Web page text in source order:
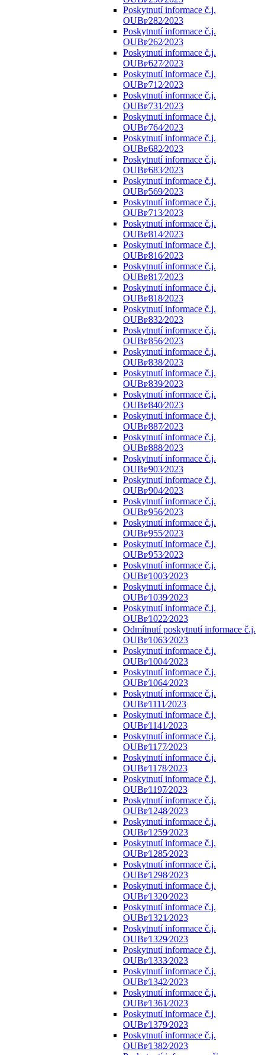
Poskytnutí informace č.j.
OUBr⁄282⁄2023
Poskytnutí informace č.j.
OUBr⁄262⁄2023
Poskytnutí informace č.j.
OUBr⁄627⁄2023
Poskytnutí informace č.j.
OUBr⁄712⁄2023
Poskytnutí informace č.j.
OUBr⁄731⁄2023
Poskytnutí informace č.j.
OUBr⁄764⁄2023
Poskytnutí informace č.j.
OUBr⁄682⁄2023
Poskytnutí informace č.j.
OUBr⁄683⁄2023
Poskytnutí informace č.j.
OUBr⁄569⁄2023
Poskytnutí informace č.j.
OUBr⁄713⁄2023
Poskytnutí informace č.j.
OUBr⁄814⁄2023
Poskytnutí informace č.j.
OUBr⁄816⁄2023
Poskytnutí informace č.j.
OUBr⁄817⁄2023
Poskytnutí informace č.j.
OUBr⁄818⁄2023
Poskytnutí informace č.j.
OUBr⁄832⁄2023
Poskytnutí informace č.j.
OUBr⁄856⁄2023
Poskytnutí informace č.j.
OUBr⁄838⁄2023
Poskytnutí informace č.j.
OUBr⁄839⁄2023
Poskytnutí informace č.j.
OUBr⁄840⁄2023
Poskytnutí informace č.j.
OUBr⁄887⁄2023
Poskytnutí informace č.j.
OUBr⁄888⁄2023
Poskytnutí informace č.j.
OUBr⁄903⁄2023
Poskytnutí informace č.j.
OUBr⁄904⁄2023
Poskytnutí informace č.j.
OUBr⁄956⁄2023
Poskytnutí informace č.j.
OUBr⁄955⁄2023
Poskytnutí informace č.j.
OUBr⁄953⁄2023
Poskytnutí informace č.j.
OUBr⁄1003⁄2023
Poskytnutí informace č.j.
OUBr⁄1039⁄2023
Poskytnutí informace č.j.
OUBr⁄1022⁄2023
Odmítnutí poskytnutí informace č.j.
OUBr⁄1063⁄2023
Poskytnutí informace č.j.
OUBr⁄1004⁄2023
Poskytnutí informace č.j.
OUBr⁄1064⁄2023
Poskytnutí informace č.j.
OUBr⁄1111⁄2023
Poskytnutí informace č.j.
OUBr⁄1141⁄2023
Poskytnutí informace č.j.
OUBr⁄1177⁄2023
Poskytnutí informace č.j.
OUBr⁄1178⁄2023
Poskytnutí informace č.j.
OUBr⁄1197⁄2023
Poskytnutí informace č.j.
OUBr⁄1248⁄2023
Poskytnutí informace č.j.
OUBr⁄1259⁄2023
Poskytnutí informace č.j.
OUBr⁄1285⁄2023
Poskytnutí informace č.j.
OUBr⁄1298⁄2023
Poskytnutí informace č.j.
OUBr⁄1320⁄2023
Poskytnutí informace č.j.
OUBr⁄1321⁄2023
Poskytnutí informace č.j.
OUBr⁄1329⁄2023
Poskytnutí informace č.j.
OUBr⁄1333⁄2023
Poskytnutí informace č.j.
OUBr⁄1342⁄2023
Poskytnutí informace č.j.
OUBr⁄1361⁄2023
Poskytnutí informace č.j.
OUBr⁄1379⁄2023
Poskytnutí informace č.j.
OUBr⁄1382⁄2023